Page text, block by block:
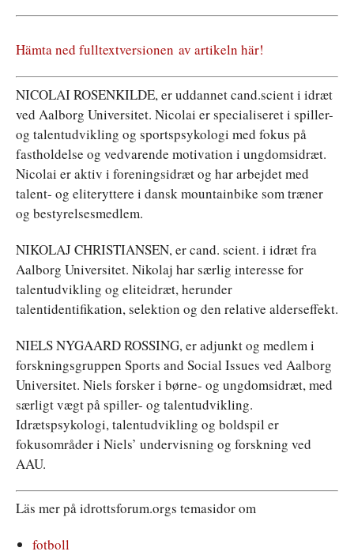
Hämta ned fulltextversionen av artikeln här!
NICOLAI ROSENKILDE, er uddannet cand.scient i idræt
ved Aalborg Universitet. Nicolai er specialiseret i spiller-
og talentudvikling og sportspsykologi med fokus på
fastholdelse og vedvarende motivation i ungdomsidræt.
Nicolai er aktiv i foreningsidræt og har arbejdet med
talent- og eliteryttere i dansk mountainbike som træner
og bestyrelsesmedlem.
NIKOLAJ CHRISTIANSEN, er cand. scient. i idræt fra
Aalborg Universitet. Nikolaj har særlig interesse for
talentudvikling og eliteidræt, herunder
talentidentifikation, selektion og den relative alderseffekt.
NIELS NYGAARD ROSSING, er adjunkt og medlem i
forskningsgruppen Sports and Social Issues ved Aalborg
Universitet. Niels forsker i børne- og ungdomsidræt, med
særligt vægt på spiller- og talentudvikling.
Idrætspsykologi, talentudvikling og boldspil er
fokusområder i Niels’ undervisning og forskning ved
AAU.
Läs mer på idrottsforum.orgs temasidor om
fotboll